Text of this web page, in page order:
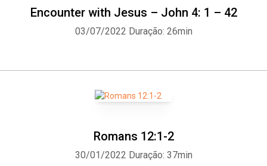
Encounter with Jesus – John 4: 1 – 42
03/07/2022 Duração: 26min
Romans 12:1-2
30/01/2022 Duração: 37min
Facebook Twitter